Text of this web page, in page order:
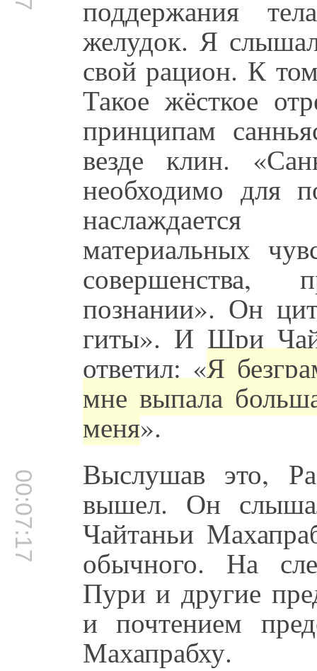
поддержания
желудок. Я
свой рацион. К
Такое жёсткое
принципам
везде клин.
необходимо для
наслаждается
материальных
совершенства,
познании». Он
гиты». И Шри
ответил: «Я
мне выпала
меня».
00:07:17 Выслушав это,
вышел. Он
Чайтаньи
обычного. На
Пури и другие
и почтением
Махапрабху.